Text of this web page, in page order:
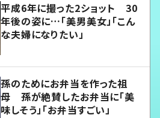
平成6年に撮った2ショット 30
年後の姿に…「美男美女」「こん
な夫婦になりたい」
孫のためにお弁当を作った祖
母 孫が絶賛したお弁当に「美
味しそう」「お弁当すごい」